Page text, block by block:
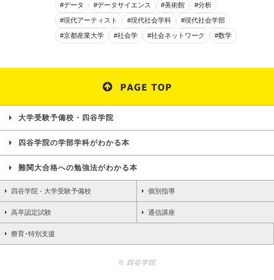
#データ #データサイエンス #美術館 #分析
#現代アーティスト #現代社会学科 #現代社会学部
#京都産業大学 #社会学 #社会ネットワーク #数学
大学受験予備校・四谷学院
四谷学院の学部学科がわかる本
難関大合格への勉強法がわかる本
四谷学院 - 大学受験予備校 個別指導
高卒認定試験 通信講座
療育･特別支援
© 四谷学院